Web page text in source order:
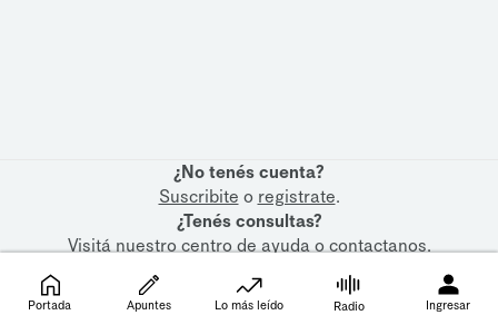
¿No tenés cuenta?
Suscribite o registrate.
¿Tenés consultas?
Visitá nuestrocentro de ayudaocontactanos.
Portada Apuntes Lo más leído Radio Ingresar